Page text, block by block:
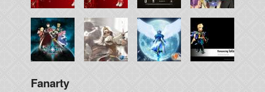
Fanarty